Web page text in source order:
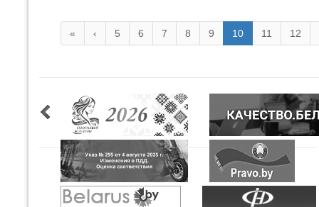
« ‹ 5 6 7 8 9 10 11 12